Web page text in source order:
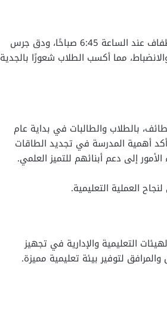
انطلقت الدراسة هذا الصباح بتوقيت الصيف المعتمد، حيث بدأ الاصطفاف عند الساعة 6:45 صباحًا، ودق جرس
مما أكسب الطلاب شعورًا بالجدية
بالطلاب والطالبات في بداية عام
أهمية المدرسة في تجديد الطاقات
إلى دعم أبنائهم للتميز العلمي.
العملية التعليمية.
التعليمية والإدارية في تجهيز
لتوفير بيئة تعليمية مميزة.